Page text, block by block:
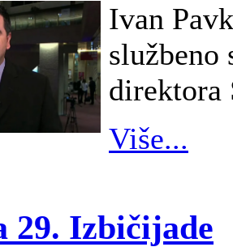
Ivan
službeno
direktora
Više...
29. Izbičijade